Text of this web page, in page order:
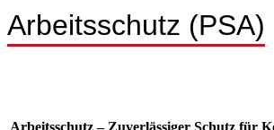
Arbeitsschutz (PSA)
Arbeitsschutz – Zuverlässiger Schutz für